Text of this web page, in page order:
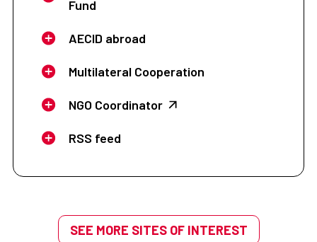
Fund
AECID abroad
Multilateral Cooperation
NGO Coordinator
RSS feed
SEE MORE SITES OF INTEREST